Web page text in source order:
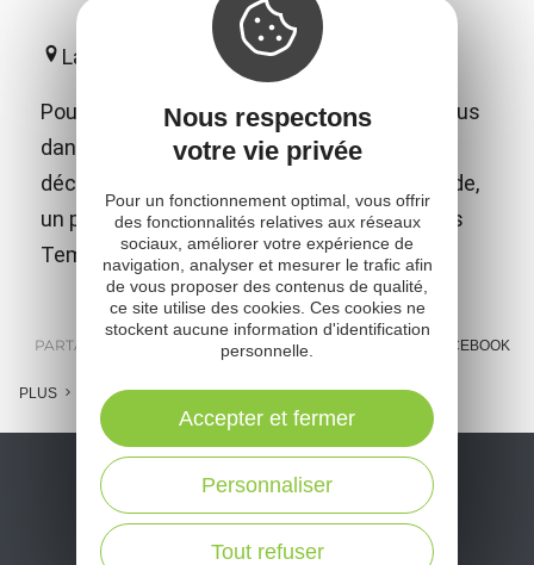
La Couvertoirade
Poussez les portes du temps et plongez-vous
dans la vie de cette cité médiévale ! Vous
découvrirez, seul ou accompagné d'une guide,
un patrimoine exceptionnel construit par les
Templiers puis les Hospitaliers.
PARTAGER : E-MAIL MESSENGER FACEBOOK
PLUS
Nous respectons
votre vie privée
Pour un fonctionnement optimal, vous offrir
des fonctionnalités relatives aux réseaux
sociaux, améliorer votre expérience de
navigation, analyser et mesurer le trafic afin
de vous proposer des contenus de qualité,
ce site utilise des cookies. Ces cookies ne
stockent aucune information d'identification
personnelle.
Tout refuser
Personnaliser
Accepter et fermer